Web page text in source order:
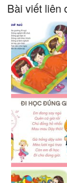
Bài viết liên